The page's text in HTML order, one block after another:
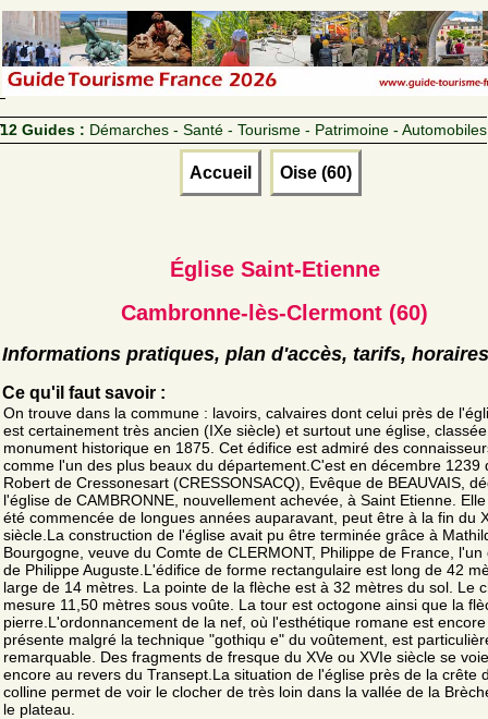
12 Guides : Démarches - Santé - Tourisme - Patrimoine - Automobiles
Accueil Oise (60)
Église Saint-Etienne
Cambronne-lès-Clermont (60)
Informations pratiques, plan d'accès, tarifs, horaires
Ce qu'il faut savoir :
On trouve dans la commune : lavoirs, calvaires dont celui près de
est certainement très ancien (IXe siècle) et surtout une église, classée
monument historique en 1875. Cet édifice est admiré des
comme l'un des plus beaux du département.C'est en décembre 1239
Robert de Cressonesart (CRESSONSACQ), Evêque de BEAUVAIS,
l'église de CAMBRONNE, nouvellement achevée, à Saint Etienne.
été commencée de longues années auparavant, peut être à la fin du
siècle.La construction de l'église avait pu être terminée grâce à
Bourgogne, veuve du Comte de CLERMONT, Philippe de France, l'un
de Philippe Auguste.L'édifice de forme rectangulaire est long de 42
large de 14 mètres. La pointe de la flèche est à 32 mètres du sol. Le
mesure 11,50 mètres sous voûte. La tour est octogone ainsi que la
pierre.L'ordonnancement de la nef, où l'esthétique romane est encore
présente malgré la technique "gothiqu e" du voûtement, est
remarquable. Des fragments de fresque du XVe ou XVIe siècle se
encore au revers du Transept.La situation de l'église près de la crête
colline permet de voir le clocher de très loin dans la vallée de la
le plateau.